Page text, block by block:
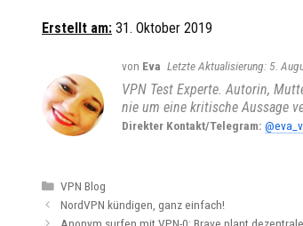
Erstellt am: 31. Oktober 2019
von Eva 5.
VPN Test Experte. Autorin,
nie um eine kritische Aussage
Direkter Kontakt/Telegram:
K
a
VPN Blog
B
NordVPN kündigen, ganz einfach!